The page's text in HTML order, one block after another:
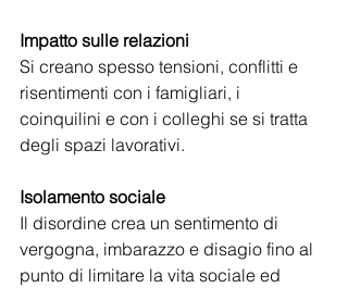
Impatto sulle relazioni
Si creano spesso tensioni, conflitti e
risentimenti con i famigliari, i
coinquilini e con i colleghi se si tratta
degli spazi lavorativi.
Isolamento sociale
Il disordine crea un sentimento di
vergogna, imbarazzo e disagio fino al
punto di limitare la vita sociale ed